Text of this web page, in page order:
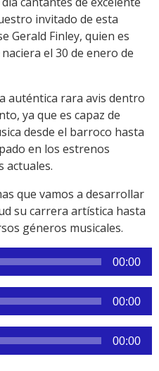
invitado de esta
Gerald Finley, quien es
el 30 de enero de
auténtica rara avis dentro
ya que es capaz de
desde el barroco hasta
en los estrenos
actuales.
que vamos a desarrollar
su carrera artística hasta
géneros musicales.
00:00
00:00
00:00